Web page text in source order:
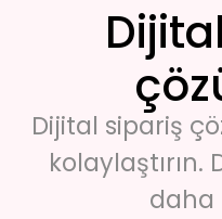
Dijital sipariş
kolaylaştırın.
daha